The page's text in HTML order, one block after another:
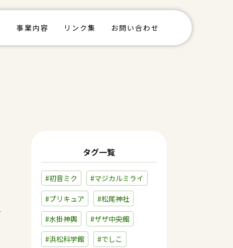
事業内容 リンク集 お問い合わせ
タグ一覧
#初音ミク #マジカルミライ
#プリキュア #松尾神社
#水掛神輿 #ザザ中央館
#浜松科学館 #でしこ